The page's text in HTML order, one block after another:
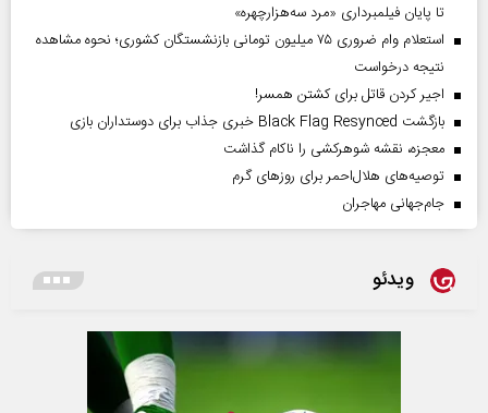
تا پایان فیلمبرداری «مرد سه‌هزارچهره»
استعلام وام ضروری ۷۵ میلیون تومانی بازنشستگان کشوری؛ نحوه مشاهده
نتیجه درخواست
اجیر کردن قاتل برای کشتن همسر!
بازگشت Black Flag Resynced خبری جذاب برای دوستداران بازی
معجزه، نقشه شوهرکشی را ناکام گذاشت
توصیه‌های هلال‌احمر برای روز‌های گرم
جام‌جهانی مهاجران
ویدئو